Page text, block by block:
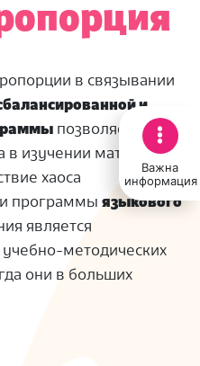
Важна
информация
в связывании
и
позволяет
в изучении материала.
хаоса
программы языкового
является
методических
они в больших